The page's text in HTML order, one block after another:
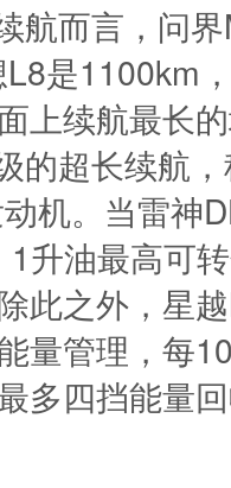
航而言，问
是1100km
上续航最长
的超长续航
机。当雷神
升油最高可
此之外，星
量管理，每
多四挡能量